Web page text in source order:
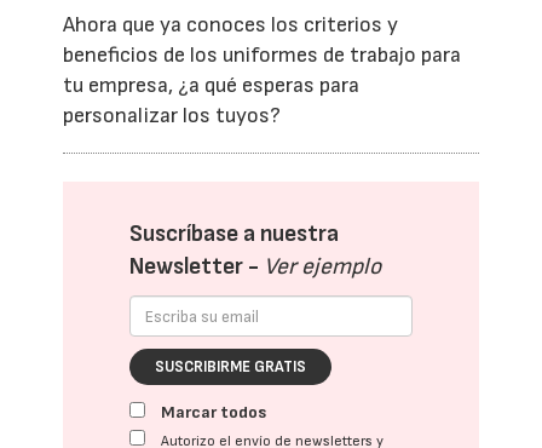
Ahora que ya conoces los criterios y
beneficios de los uniformes de trabajo para
tu empresa, ¿a qué esperas para
personalizar los tuyos?
Suscríbase a nuestra
Newsletter - Ver ejemplo
SUSCRIBIRME GRATIS
Marcar todos
Autorizo el envío de newsletters y